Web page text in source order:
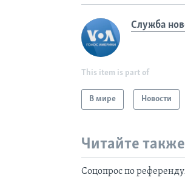
Служба
This item is part of
В мире Новости
Читайте также
Соцопрос по